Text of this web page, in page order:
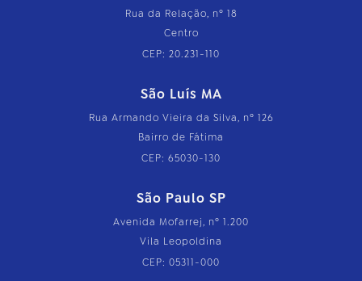
Rua da Relação, nº 18
Centro
CEP: 20.231-110
São Luís MA
Rua Armando Vieira da Silva, nº 126
Bairro de Fátima
CEP: 65030-130
São Paulo SP
Avenida Mofarrej, nº 1.200
Vila Leopoldina
CEP: 05311-000